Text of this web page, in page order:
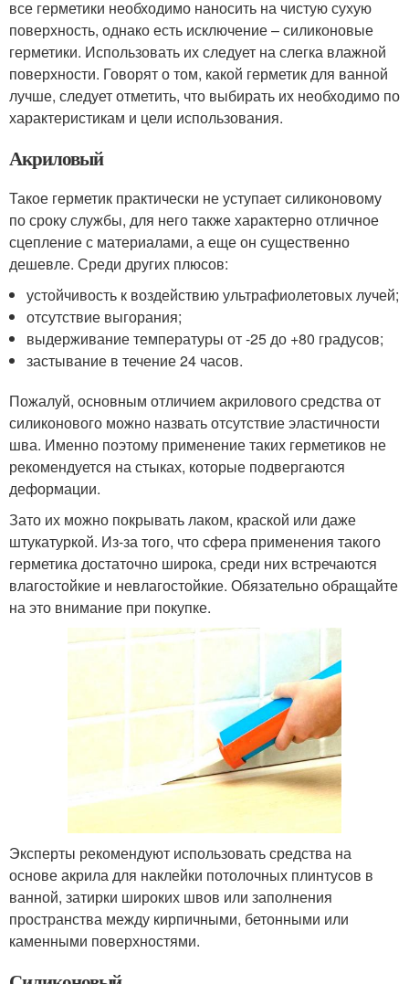
все герметики необходимо наносить на чистую сухую
поверхность, однако есть исключение – силиконовые
герметики. Использовать их следует на слегка влажной
поверхности. Говорят о том, какой герметик для ванной
лучше, следует отметить, что выбирать их необходимо по
характеристикам и цели использования.
Акриловый
Такое герметик практически не уступает силиконовому
по сроку службы, для него также характерно отличное
сцепление с материалами, а еще он существенно
дешевле. Среди других плюсов:
устойчивость к воздействию ультрафиолетовых лучей;
отсутствие выгорания;
выдерживание температуры от -25 до +80 градусов;
застывание в течение 24 часов.
Пожалуй, основным отличием акрилового средства от
силиконового можно назвать отсутствие эластичности
шва. Именно поэтому применение таких герметиков не
рекомендуется на стыках, которые подвергаются
деформации.
Зато их можно покрывать лаком, краской или даже
штукатуркой. Из-за того, что сфера применения такого
герметика достаточно широка, среди них встречаются
влагостойкие и невлагостойкие. Обязательно обращайте
на это внимание при покупке.
Эксперты рекомендуют использовать средства на
основе акрила для наклейки потолочных плинтусов в
ванной, затирки широких швов или заполнения
пространства между кирпичными, бетонными или
каменными поверхностями.